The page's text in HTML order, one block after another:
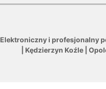
Elektroniczny i profesjonalny
| Kędzierzyn Koźle |